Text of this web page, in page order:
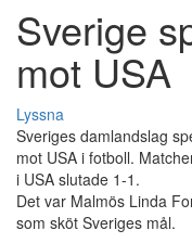
Sverige
mot USA
Lyssna
Sveriges damlandslag
mot USA i fotboll.
i USA slutade 1-1.
Det var Malmös Linda
som sköt Sveriges mål.